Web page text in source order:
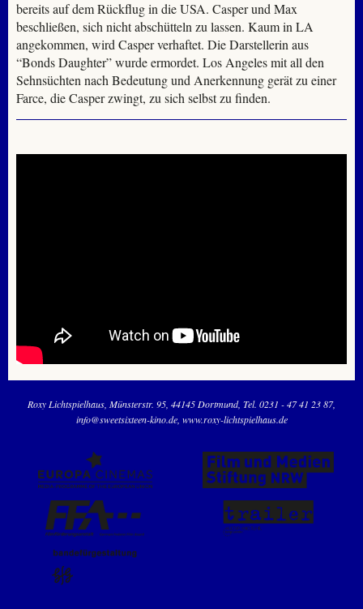
bereits auf dem Rückflug in die USA. Casper und Max
beschließen, sich nicht abschütteln zu lassen. Kaum in LA
angekommen, wird Casper verhaftet. Die Darstellerin aus
“Bonds Daughter” wurde ermordet. Los Angeles mit all den
Sehnsüchten nach Bedeutung und Anerkennung gerät zu einer
Farce, die Casper zwingt, zu sich selbst zu finden.
Roxy Lichtspielhaus Münsterstr. 95 44145 Dortmund Tel. 0231 - 47 41 23 87
info@sweetsixteen-kino.de www.roxy-lichtspielhaus.de